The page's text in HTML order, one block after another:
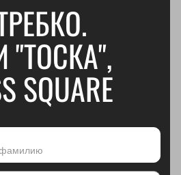
SQUARE